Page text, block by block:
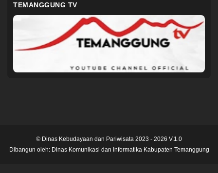
TEMANGGUNG TV
© Dinas Kebudayaan dan Pariwisata 2023 - 2026 V.1.0
Dibangun oleh: Dinas Komunikasi dan Informatika Kabupaten Temanggung